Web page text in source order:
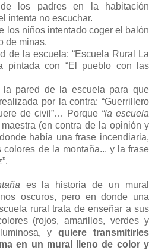
los padres en la habitación
intenta no escuchar.
los niños intentado coger el balón
de minas.
de la escuela: “Escuela Rural La
pintada con “El pueblo con las
pared de la escuela para que
por la contra: “Guerrillero
de civil”… Porque “la escuela
(en contra de la opinión y
había una frase incendiaria,
de la montaña... y la frase
es la historia de un mural
oscuros, pero en donde una
rural trata de enseñar a sus
(rojos, amarillos, verdes y
yquiere transmitirles
en un mural lleno de color y